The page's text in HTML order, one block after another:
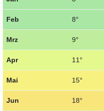
Feb 8°
Mrz 9°
Apr 11°
Mai 15°
Jun 18°